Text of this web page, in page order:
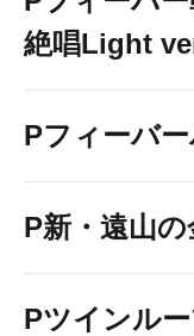
絶唱Light
Pフィーバー
P新・遠山
Pツインル